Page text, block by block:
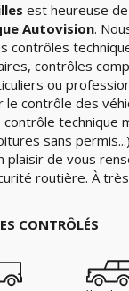
est heureuse
Autovision.
contrôles
contrôles
ou
contrôle des
technique
sans permis...)
de vous
routière. À
CONTRÔLÉS